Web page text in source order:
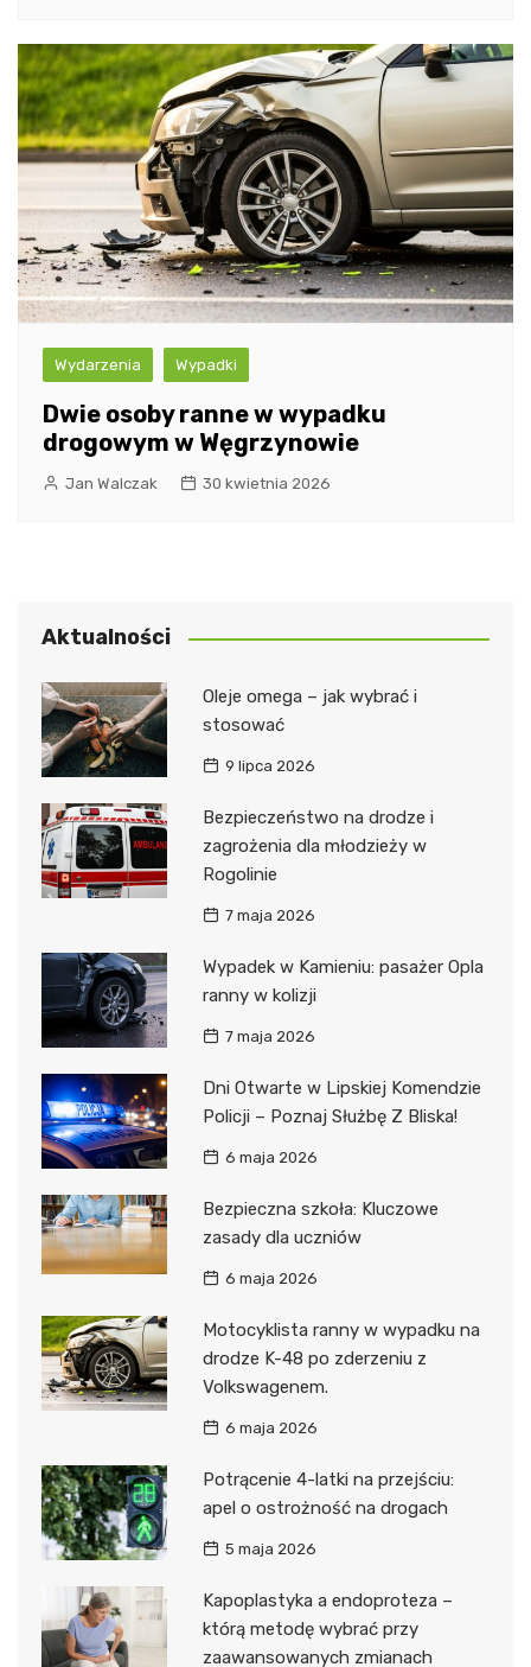
Wydarzenia Wypadki
Dwie osoby ranne w wypadku
drogowym w Węgrzynowie
Jan Walczak 30 kwietnia 2026
Aktualności
Oleje omega – jak wybrać i
stosować
9 lipca 2026
Bezpieczeństwo na drodze i
zagrożenia dla młodzieży w
Rogolinie
7 maja 2026
Wypadek w Kamieniu: pasażer Opla
ranny w kolizji
7 maja 2026
Dni Otwarte w Lipskiej Komendzie
Policji – Poznaj Służbę Z Bliska!
6 maja 2026
Bezpieczna szkoła: Kluczowe
zasady dla uczniów
6 maja 2026
Motocyklista ranny w wypadku na
drodze K-48 po zderzeniu z
Volkswagenem.
6 maja 2026
Potrącenie 4-latki na przejściu:
apel o ostrożność na drogach
5 maja 2026
Kapoplastyka a endoproteza –
którą metodę wybrać przy
zaawansowanych zmianach